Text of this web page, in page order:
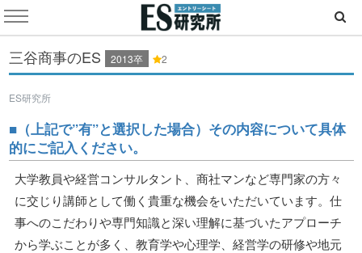
三谷商事のES 2013卒 2
ES研究所
■（上記で”有”と選択した場合）その内容について具体
的にご記入ください。
大学教員や経営コンサルタント、商社マンなど専門家の方々
に交じり講師として働く貴重な機会をいただいています。仕
事へのこだわりや専門知識と深い理解に基づいたアプローチ
から学ぶことが多く、教育学や心理学、経営学の研修や地元